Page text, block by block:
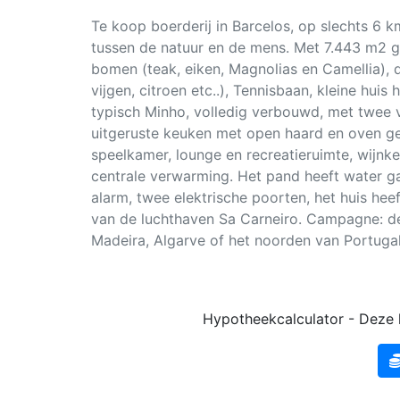
Te koop boerderij in Barcelos, op slechts 6
tussen de natuur en de mens. Met 7.443 m2
bomen (teak, eiken, Magnolias en
vijgen, citroen etc..), Tennisbaan, kleine
typisch Minho, volledig verbouwd, met twee
uitgeruste keuken met open haard en oven
speelkamer, lounge en recreatieruimte,
centrale verwarming. Het pand heeft water
alarm, twee elektrische poorten, het huis
van de luchthaven Sa Carneiro. Campagne:
Madeira, Algarve of het noorden van Portugal
Hypotheekcalculator -